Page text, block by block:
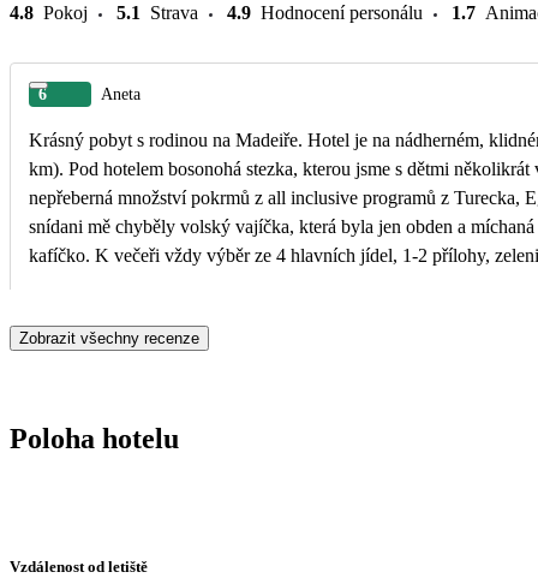
4.8 Pokoj 5.1 Strava 4.9 Hodnocení personálu 1.7
6 Aneta
Krásný pobyt s rodinou na Madeiře. Hotel je na nádherném,
km). Pod hotelem bosonohá stezka, kterou jsme s dětmi
nepřeberná množství pokrmů z all inclusive programů z Turecka,
snídani mě chyběly volský vajíčka, která byla jen obden a
kafíčko. K večeři vždy výběr ze 4 hlavních jídel, 1-2 přílohy,
Zobrazit všechny recenze
Poloha hotelu
Vzdálenost od letiště